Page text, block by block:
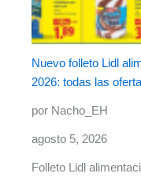
Nuevo folleto Lidl
2026: todas las
por Nacho_EH
agosto 5, 2026
Folleto Lidl